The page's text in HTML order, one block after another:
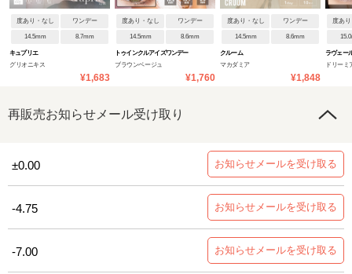
度あり・なし ワンデー
14.5mm 8.7mm
キュプリエ
グリオニキス
¥1,683
度あり・なし ワンデー
14.5mm 8.6mm
トゥインクルアイズワンデー
ブラウンベージュ
¥1,760
度あり・なし ワンデー
14.5mm 8.6mm
クルーム
マカダミア
¥1,848
度あ
ラヴェー
ドリーミ
再販売お知らせメール受け取り
±0.00 お知らせメールを受け取る
-4.75 お知らせメールを受け取る
-7.00 お知らせメールを受け取る